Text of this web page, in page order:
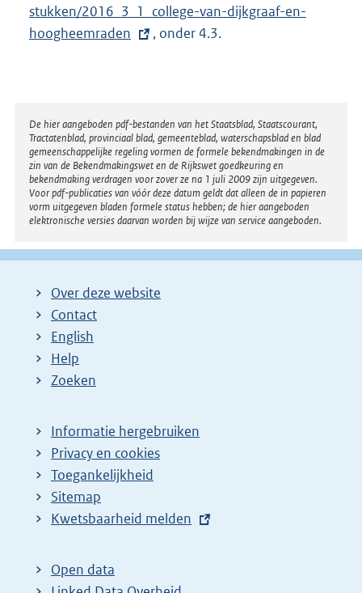
e
i
n
k
:
stukken/2016_3_1_college-van-dijkgraaf-en-
hoogheemraden
, onder 4.3.
Disclaimer
De hier aangeboden pdf-bestanden van het Staatsblad, Staatscourant,
Tractatenblad, provinciaal blad, gemeenteblad, waterschapsblad en blad
gemeenschappelijke regeling vormen de formele bekendmakingen in de
zin van de Bekendmakingswet en de Rijkswet goedkeuring en
bekendmaking verdragen voor zover ze na 1 juli 2009 zijn uitgegeven.
Voor pdf-publicaties van vóór deze datum geldt dat alleen de in papieren
vorm uitgegeven bladen formele status hebben; de hier aangeboden
elektronische versies daarvan worden bij wijze van service aangeboden.
Over deze website
Contact
English
Help
Zoeken
Informatie hergebruiken
Privacy en cookies
Toegankelijkheid
Sitemap
E
t
e
Kwetsbaarheid melden
Open data